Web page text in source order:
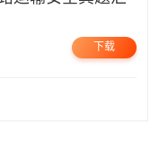
下载